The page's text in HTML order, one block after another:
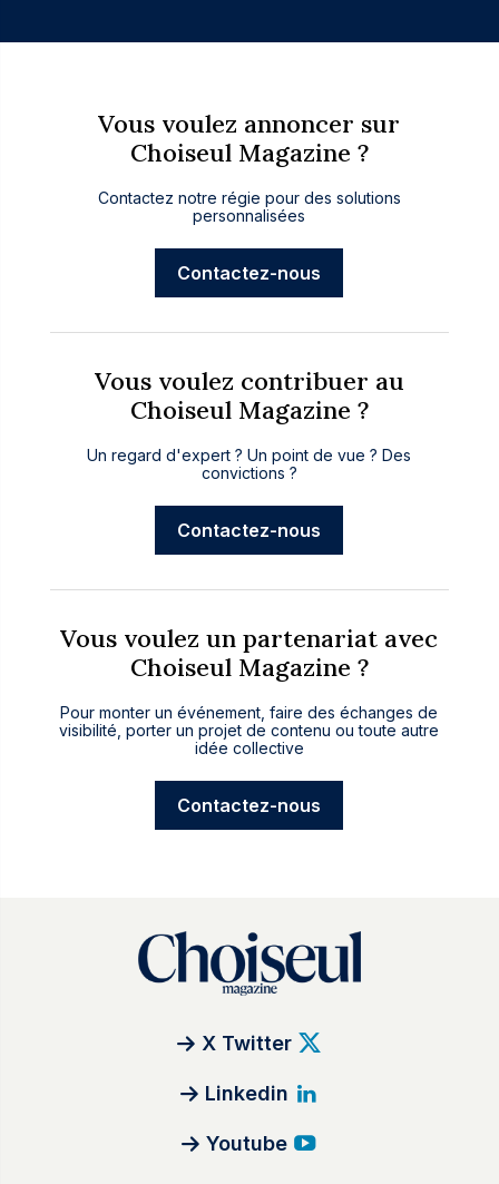
Vous voulez annoncer sur
Choiseul Magazine ?
Contactez notre régie pour des solutions
personnalisées
Contactez-nous
Vous voulez contribuer au
Choiseul Magazine ?
Un regard d'expert ? Un point de vue ? Des
convictions ?
Contactez-nous
Vous voulez un partenariat avec
Choiseul Magazine ?
Pour monter un événement, faire des échanges de
visibilité, porter un projet de contenu ou toute autre
idée collective
Contactez-nous
X Twitter
Linkedin
Youtube